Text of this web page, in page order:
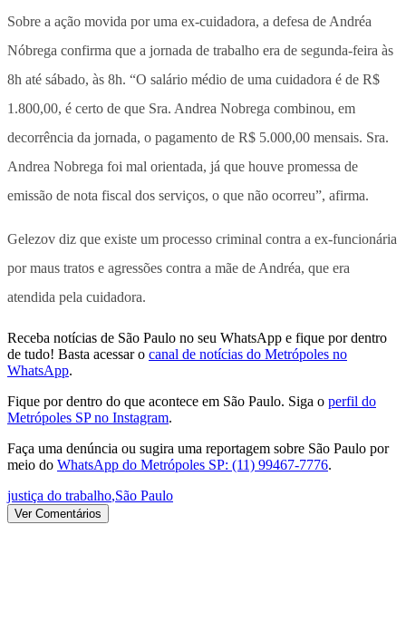
Sobre a ação movida por uma ex-cuidadora, a defesa de Andréa
Nóbrega confirma que a jornada de trabalho era de segunda-feira às
8h até sábado, às 8h. “O salário médio de uma cuidadora é de R$
1.800,00, é certo de que Sra. Andrea Nobrega combinou, em
decorrência da jornada, o pagamento de R$ 5.000,00 mensais. Sra.
Andrea Nobrega foi mal orientada, já que houve promessa de
emissão de nota fiscal dos serviços, o que não ocorreu”, afirma.
Gelezov diz que existe um processo criminal contra a ex-funcionária
por maus tratos e agressões contra a mãe de Andréa, que era
atendida pela cuidadora.
Receba notícias de São Paulo no seu WhatsApp e fique por dentro
de tudo! Basta acessar o canal de notícias do Metrópoles no
WhatsApp.
Fique por dentro do que acontece em São Paulo. Siga o perfil do
Metrópoles SP no Instagram.
Faça uma denúncia ou sugira uma reportagem sobre São Paulo por
meio do WhatsApp do Metrópoles SP: (11) 99467-7776.
justiça do trabalho,São Paulo
Ver Comentários